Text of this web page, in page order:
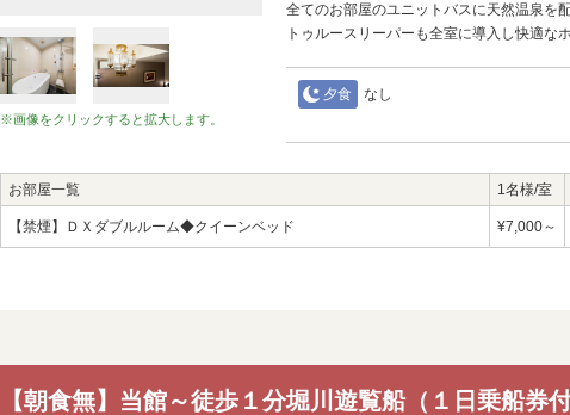
※画像をクリックすると拡大します。
全てのお部屋のユニットバスに天然温泉を
トゥルースリーパーも全室に導入し快適な
夕食 なし
お部屋一覧 1名様/室
【禁煙】ＤＸダブルルーム◆クイーンベッド ¥7,000～
【朝食無】当館～徒歩１分堀川遊覧船（１日乗船券